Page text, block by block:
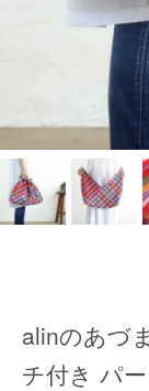
alinのあづ
チ付き パ